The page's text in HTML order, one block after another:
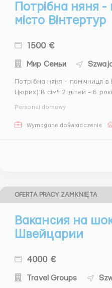
Потрібна няня
місто Вінтертур
1500 €
Мир Семьи
Потрібна няня - помічниця
Цюрих) В сім'ї 2 дітей - 6 років та 10 років. Графік: вахта 3/3 місяці або постійна зайнятість (сім'я
Personel domowy
Wymagane doświadczenie
OFERTA PRACY ZAMKNIĘTA
Вакансия на
Швейцарии
4000 €
Travel Groups